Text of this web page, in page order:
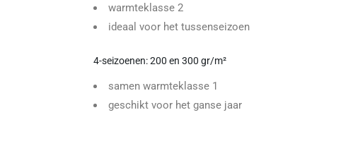
warmteklasse 2
ideaal voor het tussenseizoen
4-seizoenen: 200 en 300 gr/m²
samen warmteklasse 1
geschikt voor het ganse jaar